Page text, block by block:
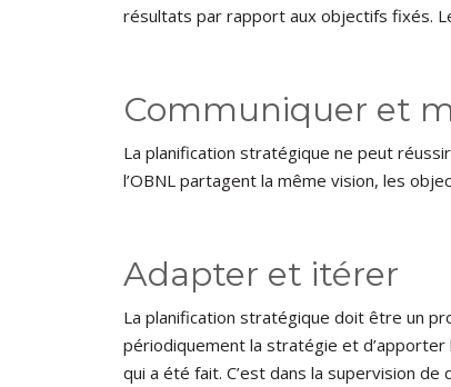
résultats par rapport aux objectifs fixés.
Communiquer et
La planification stratégique ne peut
l’OBNL partagent la même vision, les
Adapter et itérer
La planification stratégique doit être un
périodiquement la stratégie et d’apporter
qui a été fait. C’est dans la supervision